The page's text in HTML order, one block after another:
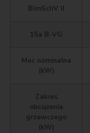
BlmSchV II
15a B-VG
Moc nominalna
(kW)
Zakres
obciążenia
grzewczego
(kW)